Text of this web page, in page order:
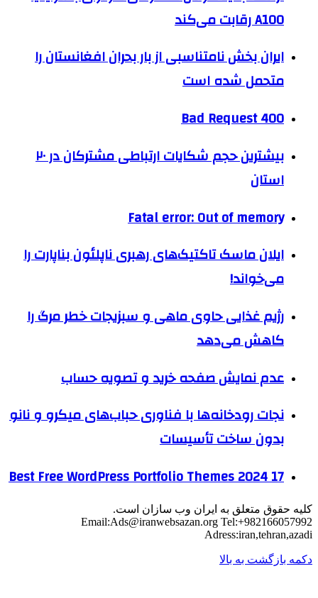
A100 رقابت می‌کند
ایران بخش نامتناسبی از بار بحران افغانستان را
متحمل شده است
400 Bad Request
بیشترین حجم شکایات ارتباطی مشترکان در ۲۰
استان
Fatal error: Out of memory
ایلان ماسک تاکتیک‌های رهبری ناپلئون بناپارت را
می‌خواند!
رژیم غذایی حاوی ماهی و سبزیجات خطر مرگ را
کاهش می‌دهد
عدم نمایش صفحه خرید و تصویه حساب
نجات رودخانه‌ها با فناوری حباب‌های میکرو و نانو
بدون ساخت تأسیسات
17 Best Free WordPress Portfolio Themes 2024
کلیه حقوق متعلق به ایران وب سازان است.
Email:Ads@iranwebsazan.org Tel:+982166057992
Adress:iran,tehran,azadi
دکمه بازگشت به بالا